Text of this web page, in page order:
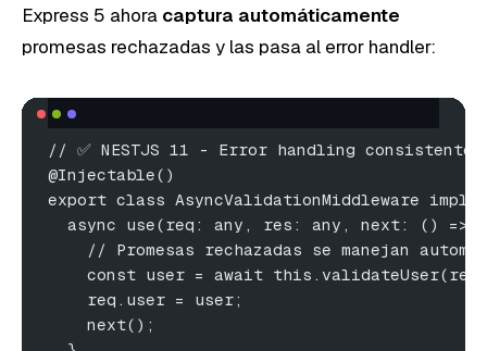
Express 5 ahora captura automáticamente
promesas rechazadas y las pasa al error handler:
// ✅ NESTJS 11 - Error handling consistente
@Injectable()
export class AsyncValidationMiddleware
async use(req: any, res: any, next: () =>
// Promesas rechazadas se manejan
const user = await
    req.user = user;
    next();